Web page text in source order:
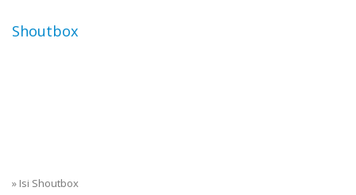
Shoutbox
» Isi Shoutbox